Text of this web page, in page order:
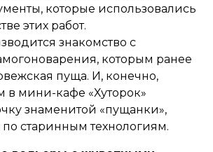
которые использовались
этих работ.
знакомство с
которым ранее
пуща. И, конечно,
в мини-кафе «Хуторок»
знаменитой «пущанки»,
по старинным технологиям.